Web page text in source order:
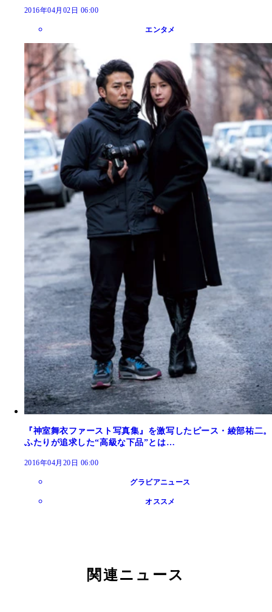
2016年04月02日 06:00
エンタメ
『神室舞衣ファースト写真集』を激写したピース・綾部祐二。
ふたりが追求した“高級な下品”とは…
2016年04月20日 06:00
グラビアニュース
オススメ
関連ニュース